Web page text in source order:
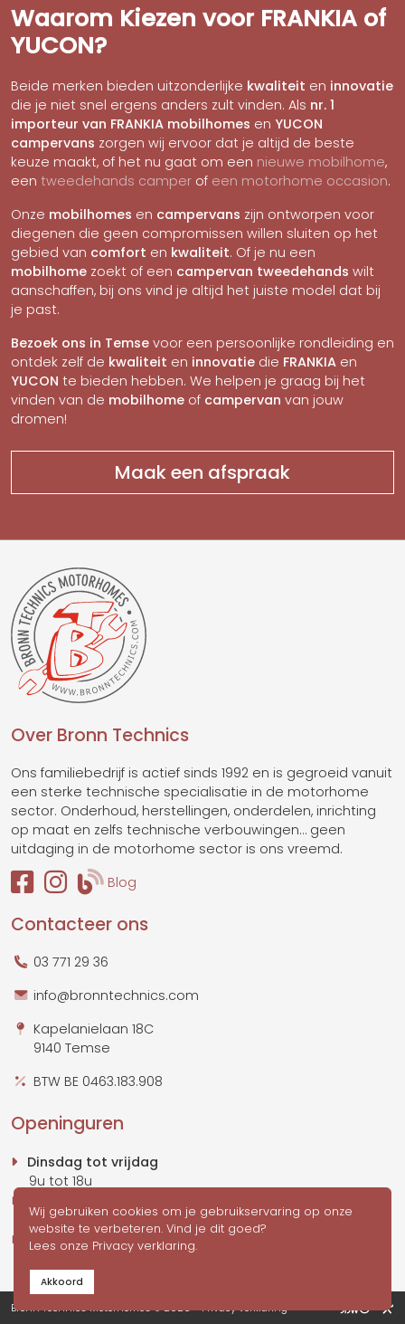
Waarom Kiezen voor FRANKIA of
YUCON?
Beide merken bieden uitzonderlijke kwaliteit en innovatie
die je niet snel ergens anders zult vinden. Als nr. 1
importeur van FRANKIA mobilhomes en YUCON
campervans zorgen wij ervoor dat je altijd de beste
keuze maakt, of het nu gaat om een nieuwe mobilhome,
een tweedehands camper of een motorhome occasion.
Onze mobilhomes en campervans zijn ontworpen voor
diegenen die geen compromissen willen sluiten op het
gebied van comfort en kwaliteit. Of je nu een
mobilhome zoekt of een campervan tweedehands wilt
aanschaffen, bij ons vind je altijd het juiste model dat bij
je past.
Bezoek ons in Temse voor een persoonlijke rondleiding en
ontdek zelf de kwaliteit en innovatie die FRANKIA en
YUCON te bieden hebben. We helpen je graag bij het
vinden van de mobilhome of campervan van jouw
dromen!
Maak een afspraak
Over Bronn Technics
Ons familiebedrijf is actief sinds 1992 en is gegroeid vanuit
een sterke technische specialisatie in de motorhome
sector. Onderhoud, herstellingen, onderdelen, inrichting
op maat en zelfs technische verbouwingen… geen
uitdaging in de motorhome sector is ons vreemd.
Blog
Contacteer ons
03 771 29 36
info@bronntechnics.com
Kapelanielaan 18C
9140 Temse
BTW BE 0463.183.908
Openinguren
Dinsdag tot vrijdag
9u tot 18u
10u tot 17u
Zondag & maandaggesloten
Bronn Technics Motorhomes © 2026 -Privacy verklaring
Wij gebruiken cookies om je gebruikservaring op onze
website te verbeteren. Vind je dit goed?
Lees onze Privacy verklaring.
Akkoord